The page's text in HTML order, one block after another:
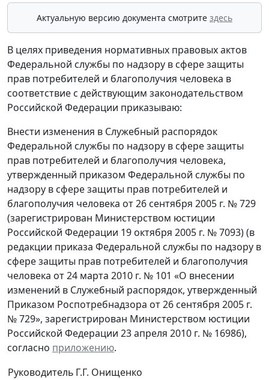
Актуальную версию документа смотрите здесь
В целях приведения нормативных правовых актов
Федеральной службы по надзору в сфере защиты
прав потребителей и благополучия человека в
соответствие с действующим законодательством
Российской Федерации приказываю:
Внести изменения в Служебный распорядок
Федеральной службы по надзору в сфере защиты
прав потребителей и благополучия человека,
утвержденный приказом Федеральной службы по
надзору в сфере защиты прав потребителей и
благополучия человека от 26 сентября 2005 г. № 729
(зарегистрирован Министерством юстиции
Российской Федерации 19 октября 2005 г. № 7093) (в
редакции приказа Федеральной службы по надзору в
сфере защиты прав потребителей и благополучия
человека от 24 марта 2010 г. № 101 «О внесении
изменений в Служебный распорядок, утвержденный
Приказом Роспотребнадзора от 26 сентября 2005 г.
№ 729», зарегистрирован Министерством юстиции
Российской Федерации 23 апреля 2010 г. № 16986),
согласно приложению.
Руководитель Г.Г. Онищенко